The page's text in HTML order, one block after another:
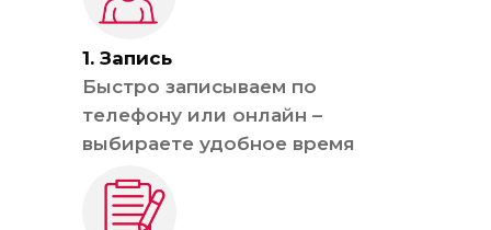
1. Запись
Быстро записываем по
телефону или онлайн –
выбираете удобное время